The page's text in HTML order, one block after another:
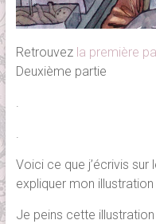
Retrouvez la première
Deuxième partie
.
.
Voici ce que j’écrivis
expliquer mon illustration
Je peins cette